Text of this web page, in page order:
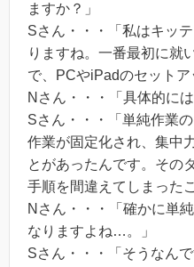
ますか？」
Sさん・・・「私はキッ
りますね。一番最初に就
で、PCやiPadのセットア
Nさん・・・「具体的に
Sさん・・・「単純作業
作業が固定化され、集中
とがあったんです。その
手順を間違えてしまった
Nさん・・・「確かに単
なりますよね…。」
Sさん・・・「そうなん